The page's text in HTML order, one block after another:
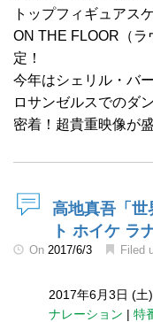
トップフィギュアス
ON THE FLOOR（
定！
今年はシェリル・バ
ロサンゼルスでのダ
密着！超貴重映像が
高地真吾「世
ト ホイケ ラ
On 2017/6/3 Filed
2017年6月3日 (土)
ナレーション | 特